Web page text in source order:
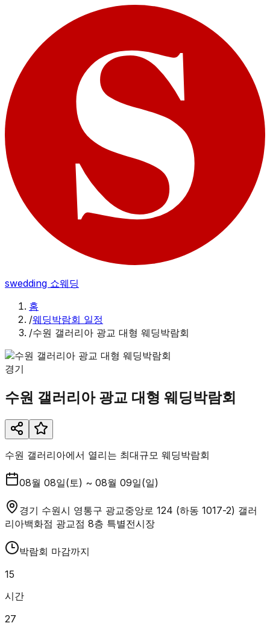
swedding 쇼웨딩
홈
/웨딩박람회 일정
/수원 갤러리아 광교 대형 웨딩박람회
경기
수원 갤러리아 광교 대형 웨딩박람회
수원 갤러리아에서 열리는 최대규모 웨딩박람회
08월 08일(토) ~ 08월 09일(일)
경기 수원시 영통구 광교중앙로 124 (하동 1017-2) 갤러
리아백화점 광교점 8층 특별전시장
박람회 마감까지
15
시간
27